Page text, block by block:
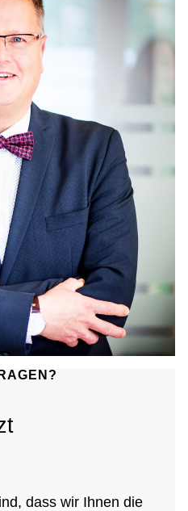
dass wir Ihnen die